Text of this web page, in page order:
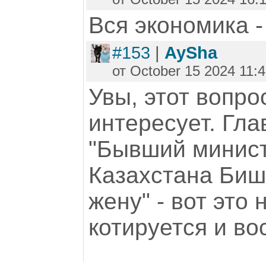
Вся экономика
#153 | AySha
от October 15 2024
Увы, этот
интересует.
"Бывший
Казахстана
жену" - вот это
котируется и